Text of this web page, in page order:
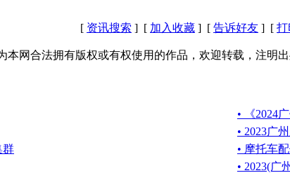
[ 资讯搜索 ] [ 加入收藏 ] [ 告诉好友 ] [ 打
本网合法拥有版权或有权使用的作品，欢迎转载，注
• 《2024
• 2023广
群
• 摩托车
• 2023(广